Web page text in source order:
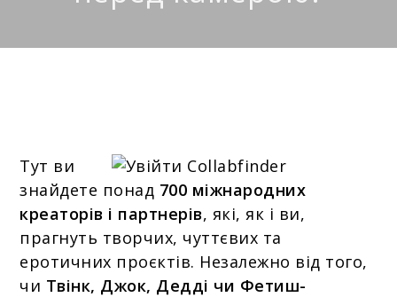
Тут ви
знайдете понад 700 міжнародних
креаторів і партнерів, які, як і ви,
прагнуть творчих, чуттєвих та
еротичних проєктів. Незалежно від того,
чи Твінк, Джок, Дeдді чи Фетиш-